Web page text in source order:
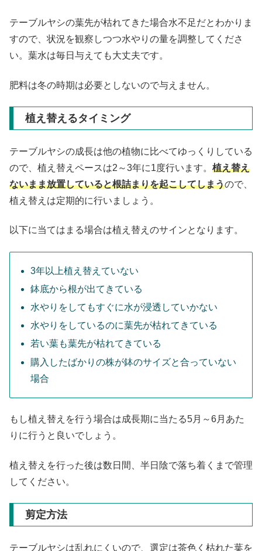
テーブルヤシの葉先が枯れてきた場合水不足だとわかりま
すので、状況を観察しつつ水やりの量を調整してくださ
い。葉水は毎日与えても大丈夫です。
肥料は冬の時期は必要としないので与えません。
植え替えるタイミング
テーブルヤシの成長は他の植物に比べてゆっくりしている
ので、植え替えペースは2～3年に1度行います。 植え替え
ないまま放置していると根詰まりを起こしてしまうので、
植え替えは定期的に行いましょう。
以下に当てはまる場合は植え替えのサインとなります。
3年以上植え替えていない
鉢底から根が出てきている
水やりをしてもすぐに水が浸透していかない
水やりをしているのに葉先が枯れてきている
若い葉も葉先が枯れてきている
購入したばかりの株が鉢のサイズと合っていない
場合
もし植え替えを行う場合は成長期に当たる5月～6月あた
りに行うと良いでしょう。
植え替えを行った後は数日間、半日陰で落ち着くまで管理
してください。
剪定方法
テーブルヤシは乱れにくいので、選定は茶色く枯れた葉を